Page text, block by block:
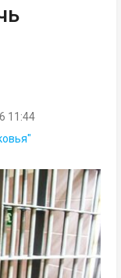
11:44